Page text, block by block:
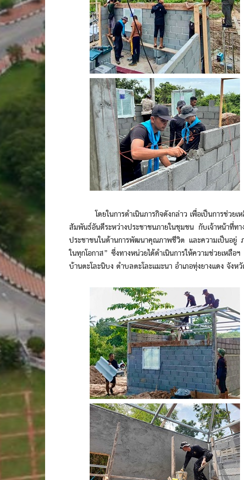
โดยในการดำเนินภารกิจดังกล่าว เพื่อเป็นการช่วยเห
สัมพันธ์อันดีระหว่างประชาชนภายในชุมชน กับเจ้าหน้าที่ท
ประชาชนในด้านการพัฒนาคุณภาพชีวิต และความเป็นอ
ในทุกโอกาส” ซึ่งทางหน่วยได้ดำเนินการให้ความช่วยเห
บ้านตะโละนิบง ตำบลตะโละแมะนา อำเภอทุ่งยางแดง จังห